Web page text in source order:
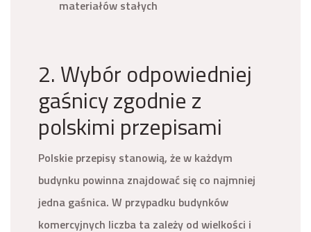
materiałów stałych
2. Wybór odpowiedniej
gaśnicy zgodnie z
polskimi przepisami
Polskie przepisy stanowią, że w każdym
budynku powinna znajdować się co najmniej
jedna gaśnica. W przypadku budynków
komercyjnych liczba ta zależy od wielkości i